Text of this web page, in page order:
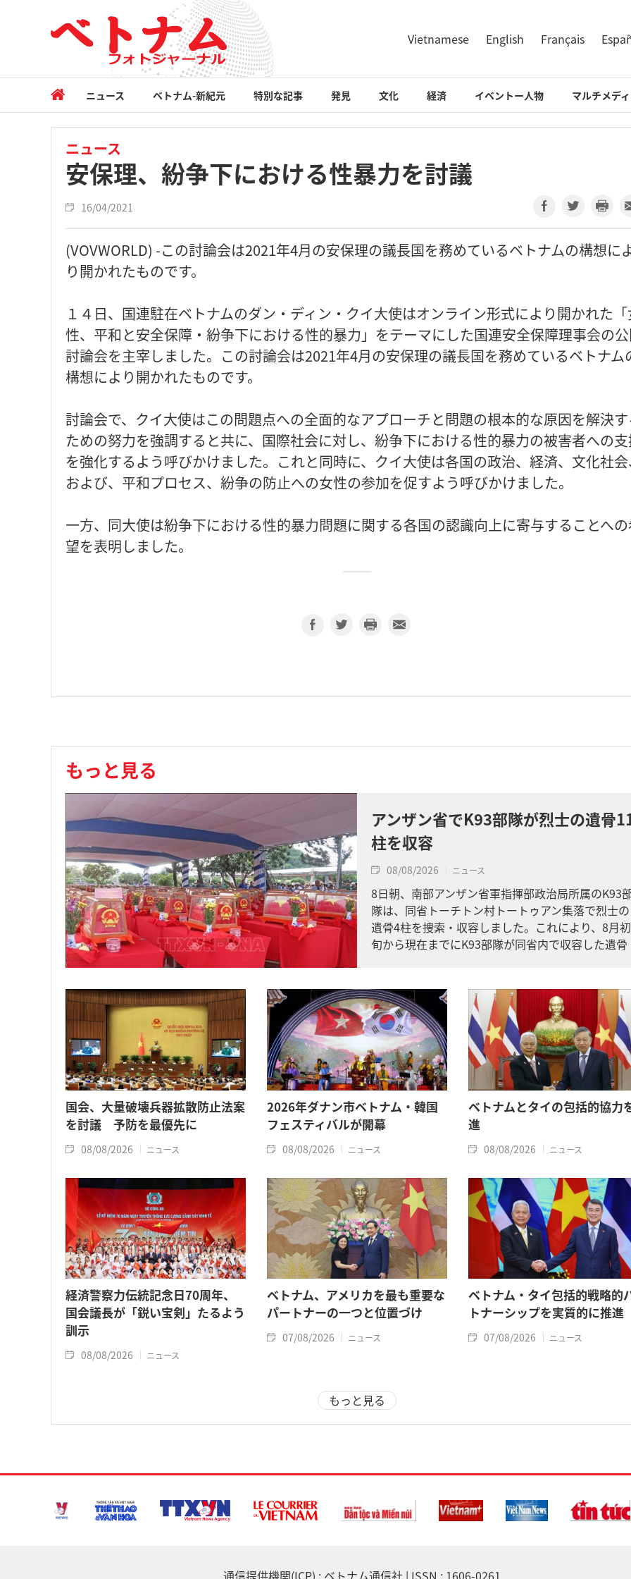
Vietnamese English Français
ニュース ベトナム-新紀元 特別な記事 発見 文化 経済 イベントー人物 マルチメデ
ニュース
安保理、紛争下における性暴力を討議
16/04/2021
(VOVWORLD) -この討論会は2021年4月の安保理の議長国を務めているベトナムの構想に
り開かれたものです。
１４日、国連駐在ベトナムのダン・ディン・クイ大使はオンライン形式により開かれた
性、平和と安全保障・紛争下における性的暴力」をテーマにした国連安全保障理事会の
討論会を主宰しました。この討論会は2021年4月の安保理の議長国を務めているベトナム
構想により開かれたものです。
討論会で、クイ大使はこの問題点への全面的なアプローチと問題の根本的な原因を解決
ための努力を強調すると共に、国際社会に対し、紛争下における性的暴力の被害者への
を強化するよう呼びかけました。これと同時に、クイ大使は各国の政治、経済、文化社
および、平和プロセス、紛争の防止への女性の参加を促すよう呼びかけました。
一方、同大使は紛争下における性的暴力問題に関する各国の認識向上に寄与することへ
望を表明しました。
もっと見る
アンザン省でK93部隊が烈士の遺骨
柱を収容
08/08/2026 ニュース
8日朝、南部アンザン省軍指揮部政治局所属のK93
隊は、同省トーチトン村トートゥアン集落で烈士の
遺骨4柱を捜索・収容しました。これにより、8月初
旬から現在までにK93部隊が同省内で収容した遺骨
国会、大量破壊兵器拡散防止法案
を討議 予防を最優先に
08/08/2026 ニュース
2026年ダナン市ベトナム・韓国
フェスティバルが開幕
08/08/2026 ニュース
ベトナムとタイの包括的協力
進
08/08/2026 ニュース
経済警察力伝統記念日70周年、
国会議長が「鋭い宝剣」たるよう
訓示
08/08/2026 ニュース
ベトナム、アメリカを最も重要な
パートナーの一つと位置づけ
07/08/2026 ニュース
ベトナム・タイ包括的戦略的
トナーシップを実質的に推進
07/08/2026 ニュース
もっと見る
通信提供機関(ICP) : ベトナム通信社 | ISSN : 1606-0261